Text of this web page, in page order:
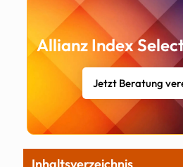
Allianz Index
Jetzt Beratung
Inhaltsverzeichnis